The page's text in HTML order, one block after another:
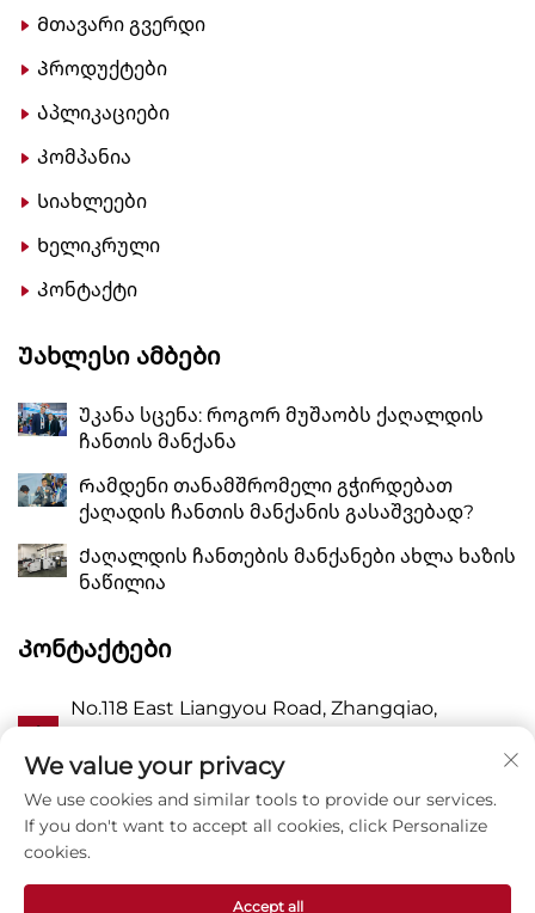
Მთავარი გვერდი
Პროდუქტები
Აპლიკაციები
Კომპანია
Სიახლეები
Ხელიკრული
Კონტაქტი
Უახლესი Ამბები
Უკანა სცენა: როგორ მუშაობს ქაღალდის
ჩანთის მანქანა
Რამდენი თანამშრომელი გჭირდებათ
ქაღადის ჩანთის მანქანის გასაშვებად?
Ქაღალდის ჩანთების მანქანები ახლა ხაზის
ნაწილია
Კონტაქტები
No.118 East Liangyou Road, Zhangqiao,
Zhejiang P.R. China 325409
Პ 8615988795434
We value your privacy
We use cookies and similar tools to provide our services.
If you don't want to accept all cookies, click Personalize
cookies.
Accept all